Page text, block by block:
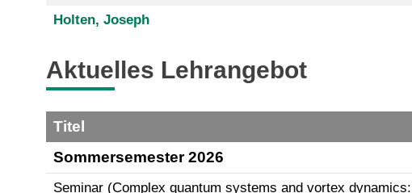
Holten, Joseph
Aktuelles Lehrangebot
Titel
Sommersemester 2026
Seminar (Complex quantum systems and vortex